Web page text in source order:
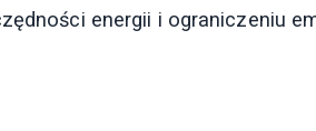
energii i ograniczeniu